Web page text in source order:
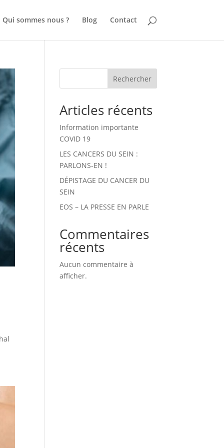
Qui sommes nous ? Blog Contact
Rechercher
Articles récents
Information importante
COVID 19
LES CANCERS DU SEIN :
PARLONS-EN !
DÉPISTAGE DU CANCER DU
SEIN
EOS – LA PRESSE EN PARLE
Commentaires
récents
Aucun commentaire à
afficher.